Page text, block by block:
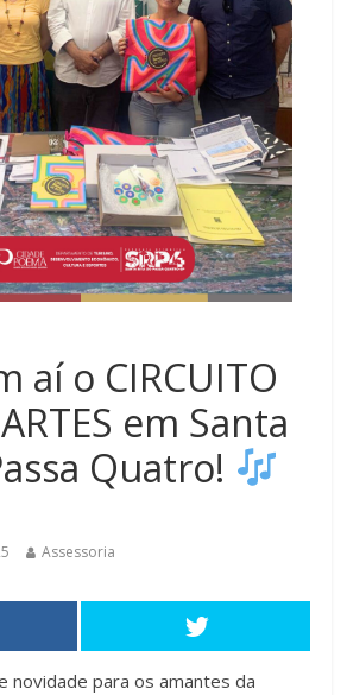
aí o CIRCUITO
em Santa
Quatro!
Assessoria
novidade para os amantes da